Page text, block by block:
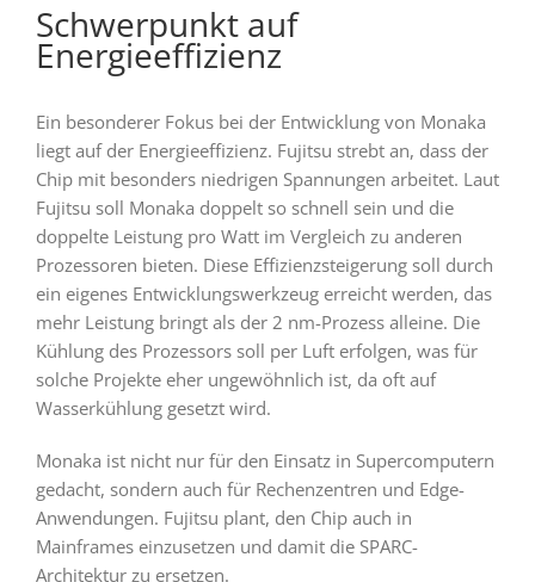
Schwerpunkt auf
Energieeffizienz
Ein besonderer Fokus bei der Entwicklung von Monaka
liegt auf der Energieeffizienz. Fujitsu strebt an, dass der
Chip mit besonders niedrigen Spannungen arbeitet. Laut
Fujitsu soll Monaka doppelt so schnell sein und die
doppelte Leistung pro Watt im Vergleich zu anderen
Prozessoren bieten. Diese Effizienzsteigerung soll durch
ein eigenes Entwicklungswerkzeug erreicht werden, das
mehr Leistung bringt als der 2 nm-Prozess alleine. Die
Kühlung des Prozessors soll per Luft erfolgen, was für
solche Projekte eher ungewöhnlich ist, da oft auf
Wasserkühlung gesetzt wird.
Monaka ist nicht nur für den Einsatz in Supercomputern
gedacht, sondern auch für Rechenzentren und Edge-
Anwendungen. Fujitsu plant, den Chip auch in
Mainframes einzusetzen und damit die SPARC-
Architektur zu ersetzen.